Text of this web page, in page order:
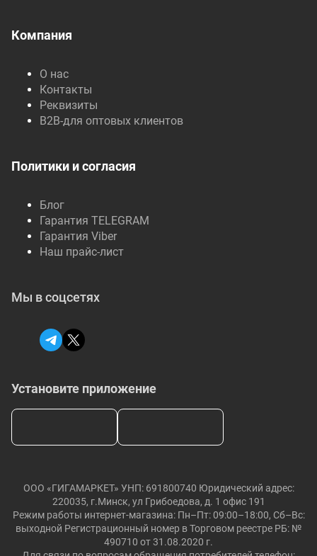
Компания
О нас
Контакты
Реквизиты
B2B-для оптовых клиентов
Политики и согласия
Блог
Гарантия TELEGRAM
Гарантия Viber
Наш прайс-лист
Установите приложение
Мы в соцсетях
ООО «ГИГАМАРКЕТ» УНП: 691800740 Юридический адрес:
220035, г.Минск, ул Грибоедова, д. 1 офис 191
Режим работы интернет-магазина: Пн–Пт: 09:00–18:00, Сб–Вс:
выходной Регистрационный номер в Торговом реестре РБ: №
490710 от 31.08.2020 г.